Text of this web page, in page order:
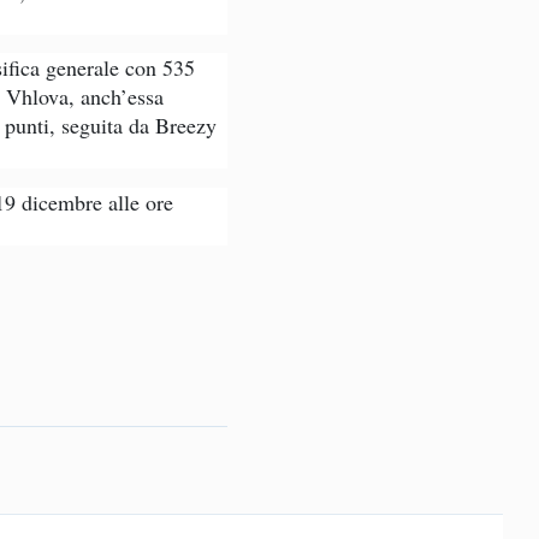
generale con 535
anch’essa
seguita da Breezy
dicembre alle ore